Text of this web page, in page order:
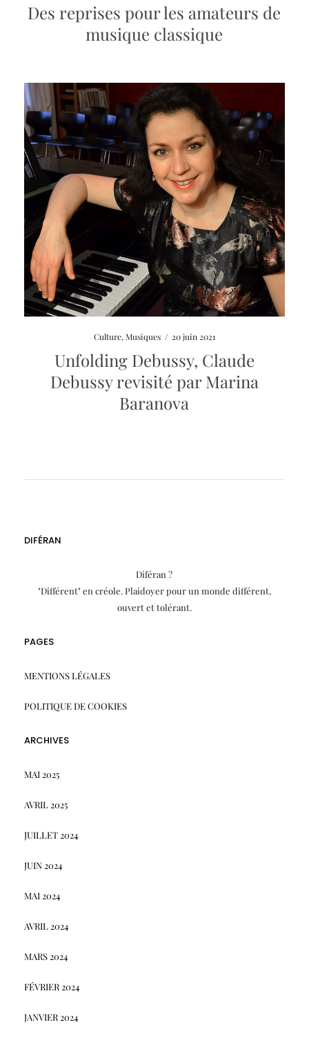
Des reprises pour les amateurs de
musique classique
Culture, Musiques / 20 juin 2021
Unfolding Debussy, Claude
Debussy revisité par Marina
Baranova
DIFÉRAN
Diféran ?
"Différent" en créole. Plaidoyer pour un monde différent,
ouvert et tolérant.
PAGES
MENTIONS LÉGALES
POLITIQUE DE COOKIES
ARCHIVES
MAI 2025
AVRIL 2025
JUILLET 2024
JUIN 2024
MAI 2024
AVRIL 2024
MARS 2024
FÉVRIER 2024
JANVIER 2024